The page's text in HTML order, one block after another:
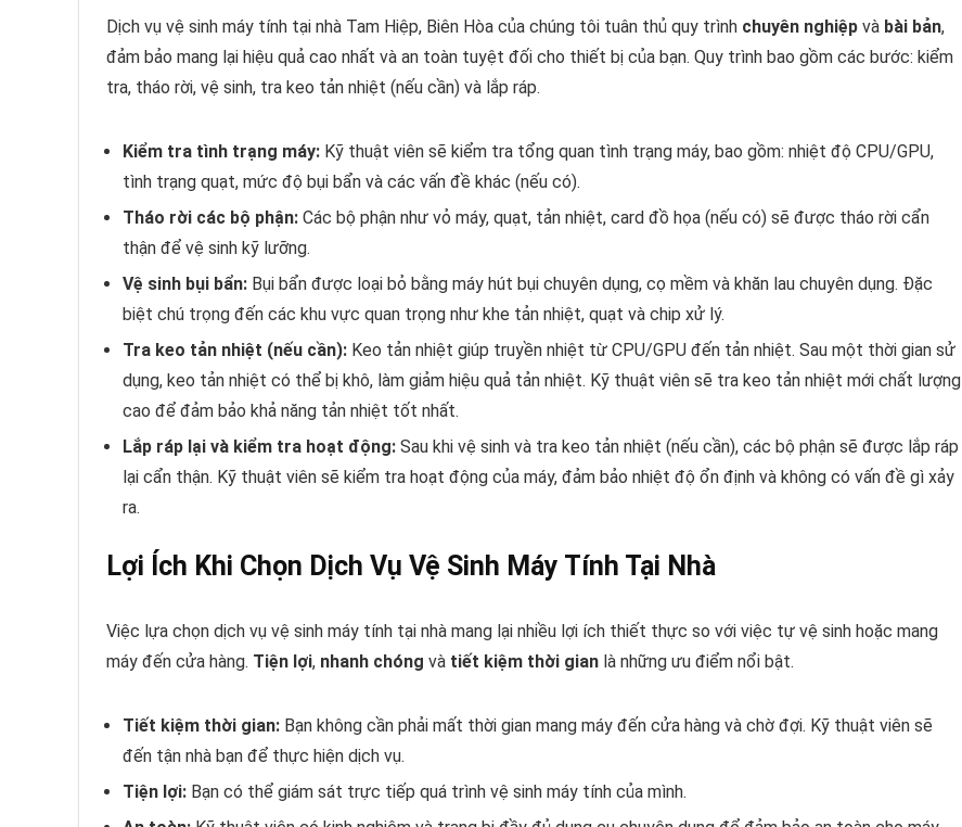
Dịch vụ vệ sinh máy tính tại nhà Tam Hiệp, Biên Hòa của chúng tôi tuân thủ quy trình chuyên nghiệp và bài bản,
đảm bảo mang lại hiệu quả cao nhất và an toàn tuyệt đối cho thiết bị của bạn. Quy trình bao gồm các bước: kiểm
tra, tháo rời, vệ sinh, tra keo tản nhiệt (nếu cần) và lắp ráp.
Kiểm tra tình trạng máy: Kỹ thuật viên sẽ kiểm tra tổng quan tình trạng máy, bao gồm: nhiệt độ CPU/GPU,
tình trạng quạt, mức độ bụi bẩn và các vấn đề khác (nếu có).
Tháo rời các bộ phận: Các bộ phận như vỏ máy, quạt, tản nhiệt, card đồ họa (nếu có) sẽ được tháo rời cẩn
thận để vệ sinh kỹ lưỡng.
Vệ sinh bụi bẩn: Bụi bẩn được loại bỏ bằng máy hút bụi chuyên dụng, cọ mềm và khăn lau chuyên dụng. Đặc
biệt chú trọng đến các khu vực quan trọng như khe tản nhiệt, quạt và chip xử lý.
Tra keo tản nhiệt (nếu cần): Keo tản nhiệt giúp truyền nhiệt từ CPU/GPU đến tản nhiệt. Sau một thời gian sử
dụng, keo tản nhiệt có thể bị khô, làm giảm hiệu quả tản nhiệt. Kỹ thuật viên sẽ tra keo tản nhiệt mới chất lượng
cao để đảm bảo khả năng tản nhiệt tốt nhất.
Lắp ráp lại và kiểm tra hoạt động: Sau khi vệ sinh và tra keo tản nhiệt (nếu cần), các bộ phận sẽ được lắp ráp
lại cẩn thận. Kỹ thuật viên sẽ kiểm tra hoạt động của máy, đảm bảo nhiệt độ ổn định và không có vấn đề gì xảy
ra.
Lợi Ích Khi Chọn Dịch Vụ Vệ Sinh Máy Tính Tại Nhà
Việc lựa chọn dịch vụ vệ sinh máy tính tại nhà mang lại nhiều lợi ích thiết thực so với việc tự vệ sinh hoặc mang
máy đến cửa hàng. Tiện lợi, nhanh chóng và tiết kiệm thời gian là những ưu điểm nổi bật.
Tiết kiệm thời gian: Bạn không cần phải mất thời gian mang máy đến cửa hàng và chờ đợi. Kỹ thuật viên sẽ
đến tận nhà bạn để thực hiện dịch vụ.
Tiện lợi: Bạn có thể giám sát trực tiếp quá trình vệ sinh máy tính của mình.